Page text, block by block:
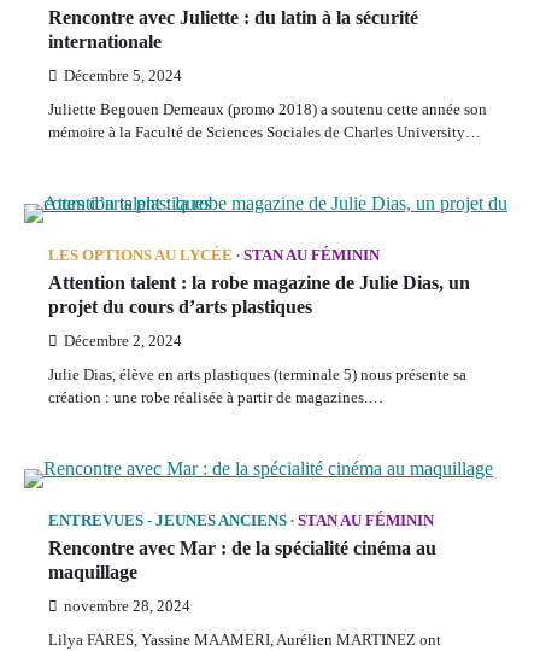
Rencontre avec Juliette : du latin à la sécurité
internationale
Décembre 5, 2024
Juliette Begouen Demeaux (promo 2018) a soutenu cette année son
mémoire à la Faculté de Sciences Sociales de Charles University…
LES OPTIONS AU LYCÉE STAN AU FÉMININ
Attention talent : la robe magazine de Julie Dias, un
projet du cours d’arts plastiques
Décembre 2, 2024
Julie Dias, élève en arts plastiques (terminale 5) nous présente sa
création : une robe réalisée à partir de magazines.…
ENTREVUES - JEUNES ANCIENS STAN AU FÉMININ
Rencontre avec Mar : de la spécialité cinéma au
maquillage
novembre 28, 2024
Lilya FARES, Yassine MAAMERI, Aurélien MARTINEZ ont